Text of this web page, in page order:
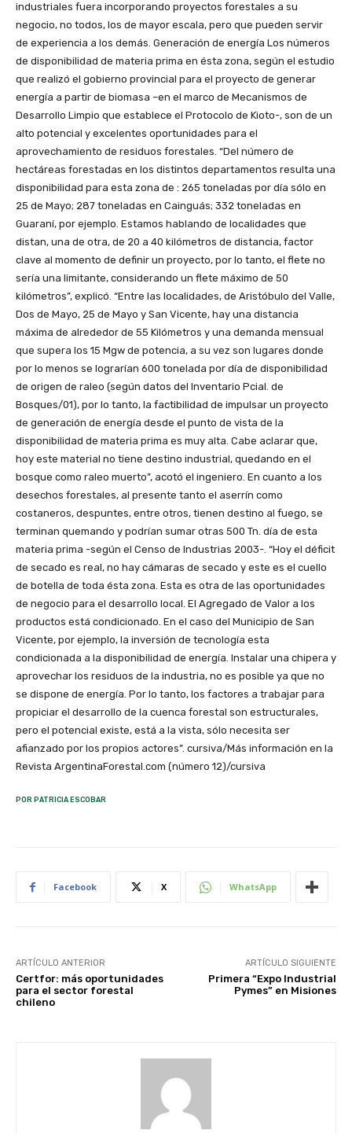
industriales fuera incorporando proyectos forestales a su
negocio, no todos, los de mayor escala, pero que pueden servir
de experiencia a los demás. Generación de energía Los números
de disponibilidad de materia prima en ésta zona, según el estudio
que realizó el gobierno provincial para el proyecto de generar
energía a partir de biomasa –en el marco de Mecanismos de
Desarrollo Limpio que establece el Protocolo de Kioto-, son de un
alto potencial y excelentes oportunidades para el
aprovechamiento de residuos forestales. “Del número de
hectáreas forestadas en los distintos departamentos resulta una
disponibilidad para esta zona de : 265 toneladas por día sólo en
25 de Mayo; 287 toneladas en Cainguás; 332 toneladas en
Guaraní, por ejemplo. Estamos hablando de localidades que
distan, una de otra, de 20 a 40 kilómetros de distancia, factor
clave al momento de definir un proyecto, por lo tanto, el flete no
sería una limitante, considerando un flete máximo de 50
kilómetros”, explicó. “Entre las localidades, de Aristóbulo del Valle,
Dos de Mayo, 25 de Mayo y San Vicente, hay una distancia
máxima de alrededor de 55 Kilómetros y una demanda mensual
que supera los 15 Mgw de potencia, a su vez son lugares donde
por lo menos se lograrían 600 tonelada por día de disponibilidad
de origen de raleo (según datos del Inventario Pcial. de
Bosques/01), por lo tanto, la factibilidad de impulsar un proyecto
de generación de energía desde el punto de vista de la
disponibilidad de materia prima es muy alta. Cabe aclarar que,
hoy este material no tiene destino industrial, quedando en el
bosque como raleo muerto”, acotó el ingeniero. En cuanto a los
desechos forestales, al presente tanto el aserrín como
costaneros, despuntes, entre otros, tienen destino al fuego, se
terminan quemando y podrían sumar otras 500 Tn. día de esta
materia prima -según el Censo de Industrias 2003-. “Hoy el déficit
de secado es real, no hay cámaras de secado y este es el cuello
de botella de toda ésta zona. Esta es otra de las oportunidades
de negocio para el desarrollo local. El Agregado de Valor a los
productos está condicionado. En el caso del Municipio de San
Vicente, por ejemplo, la inversión de tecnología esta
condicionada a la disponibilidad de energía. Instalar una chipera y
aprovechar los residuos de la industria, no es posible ya que no
se dispone de energía. Por lo tanto, los factores a trabajar para
propiciar el desarrollo de la cuenca forestal son estructurales,
pero el potencial existe, está a la vista, sólo necesita ser
afianzado por los propios actores”. cursiva/Más información en la
Revista ArgentinaForestal.com (número 12)/cursiva
POR PATRICIA ESCOBAR
Facebook X WhatsApp
ARTÍCULO ANTERIOR
Certfor: más oportunidades
para el sector forestal
chileno
ARTÍCULO SIGUIENTE
Primera “Expo Industrial
Pymes” en Misiones